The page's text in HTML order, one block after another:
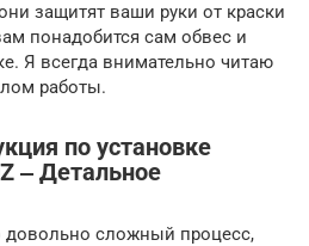
защитят ваши руки от краски
понадобится сам обвес и
Я всегда внимательно читаю
работы.
по установке
‒ Детальное
довольно сложный процесс,